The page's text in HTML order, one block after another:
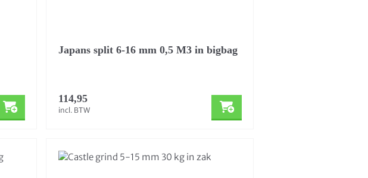
Japans split 6-16 mm 0,5 M3 in bigbag
114,95
incl. BTW